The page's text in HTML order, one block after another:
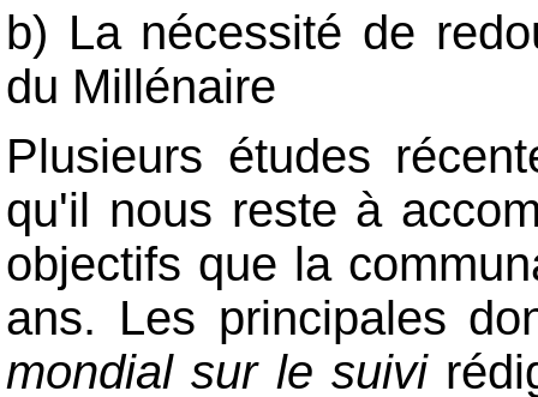
b) La nécessité de
du Millénaire
Plusieurs études
qu'il nous reste à
objectifs que la
ans. Les principales
mondial sur le suivi